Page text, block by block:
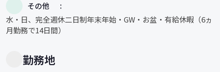
その他
水・日、完全週休二日制年末年始・GW・お盆・有給休暇（6ヵ
月勤務で14日間）
勤務地